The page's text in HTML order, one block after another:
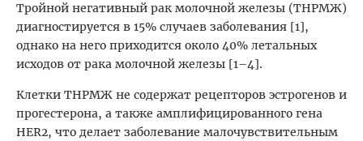
Тройной негативный рак молочной железы (ТНРМЖ)
диагностируется в 15% случаев заболевания [1],
однако на него приходится около 40% летальных
исходов от рака молочной железы [1–4].
Клетки ТНРМЖ не содержат рецепторов эстрогенов и
прогестерона, а также амплифицированного гена
HER2, что делает заболевание малочувствительным